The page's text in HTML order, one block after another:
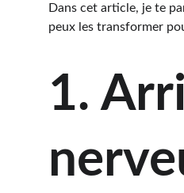
Dans cet article, je te
peux les transformer
1.